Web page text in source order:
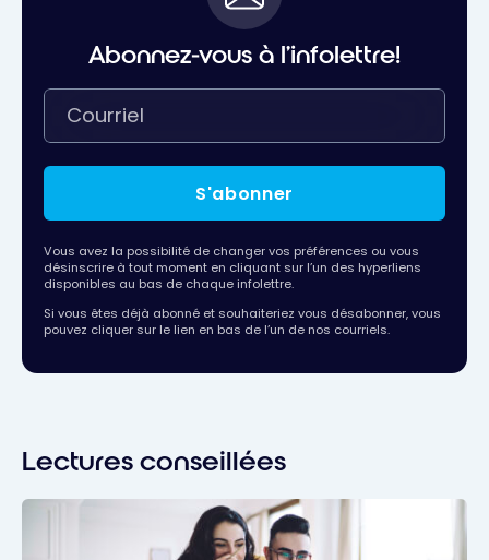
Abonnez-vous à l'infolettre!
S'abonner
Vous avez la possibilité de changer vos préférences ou vous
désinscrire à tout moment en cliquant sur l’un des hyperliens
disponibles au bas de chaque infolettre.
Si vous êtes déjà abonné et souhaiteriez vous désabonner, vous
pouvez cliquer sur le lien en bas de l’un de nos courriels.
Lectures conseillées